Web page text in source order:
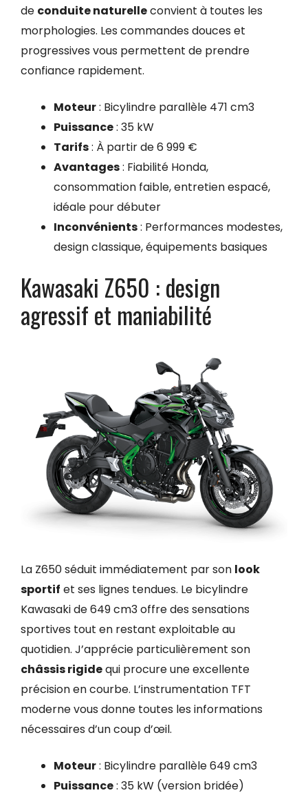
de conduite naturelleconvient à toutes les
morphologies. Les commandes douces et
progressives vous permettent de prendre
confiance rapidement.
Moteur: Bicylindre parallèle 471 cm3
Puissance: 35 kW
Tarifs: À partir de 6 999 €
Avantages: Fiabilité Honda,
consommation faible, entretien espacé,
idéale pour débuter
Inconvénients: Performances modestes,
design classique, équipements basiques
Kawasaki Z650 : design
agressif et maniabilité
La Z650 séduit immédiatement par son look
sportif et ses lignes tendues. Le bicylindre
Kawasaki de 649 cm3 offre des sensations
sportives tout en restant exploitable au
quotidien. J’apprécie particulièrement son
châssis rigidequi procure une excellente
précision en courbe. L’instrumentation TFT
moderne vous donne toutes les informations
nécessaires d’un coup d’œil.
Moteur: Bicylindre parallèle 649 cm3
Puissance: 35 kW (version bridée)